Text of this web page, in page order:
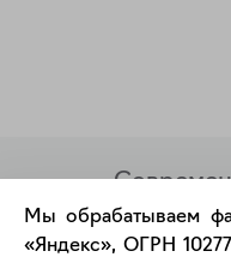
онлайн
Мы обрабатываем
«Яндекс», ОГРН